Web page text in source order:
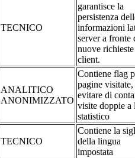
TECNICO
garantisce la
persistenza
informazioni
server a fronte
nuove
client.
ANALITICO
ANONIMIZZATO
Contiene flag
pagine visitate,
evitare di
visite doppie a
statistico
TECNICO
Contiene la
della lingua
impostata